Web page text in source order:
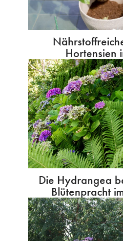
Hortensien
Die Hydrangea
Blütenpracht